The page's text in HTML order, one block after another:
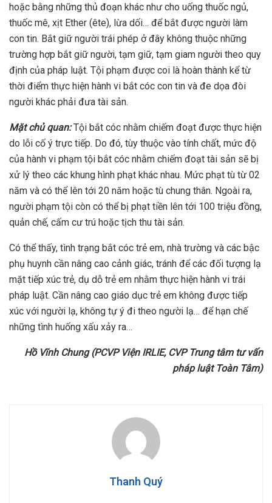
hoặc bằng những thủ đoạn khác như cho uống thuốc ngủ,
thuốc mê, xịt Ether (ête), lừa dối… để bắt được người làm
con tin. Bắt giữ người trái phép ở đây không thuộc những
trường hợp bắt giữ người, tạm giữ, tạm giam người theo quy
định của pháp luật. Tội phạm được coi là hoàn thành kể từ
thời điểm thực hiện hành vi bắt cóc con tin và đe dọa đòi
người khác phải đưa tài sản.
Mặt chủ quan: Tội bắt cóc nhằm chiếm đoạt được thực hiện
do lỗi cố ý trực tiếp. Do đó, tùy thuộc vào tính chất, mức độ
của hành vi phạm tội bắt cóc nhằm chiếm đoạt tài sản sẽ bị
xử lý theo các khung hình phạt khác nhau. Mức phạt tù từ 02
năm và có thể lên tới 20 năm hoặc tù chung thân. Ngoài ra,
người phạm tội còn có thể bị phạt tiền lên tới 100 triệu đồng,
quản chế, cấm cư trú hoặc tịch thu tài sản.
Có thể thấy, tình trạng bắt cóc trẻ em, nhà trường và các bậc
phụ huynh cần nâng cao cảnh giác, tránh để các đối tượng lạ
mặt tiếp xúc trẻ, dụ dỗ trẻ em nhằm thực hiện hành vi trái
pháp luật. Cần nâng cao giáo dục trẻ em không được tiếp
xúc với người lạ, không tự ý đi theo người lạ… để hạn chế
những tình huống xấu xảy ra…
Hồ Vĩnh Chung (PCVP Viện IRLIE, CVP Trung tâm tư vấn
pháp luật Toàn Tâm)
Thanh Quý